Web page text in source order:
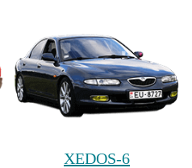
XEDOS-6